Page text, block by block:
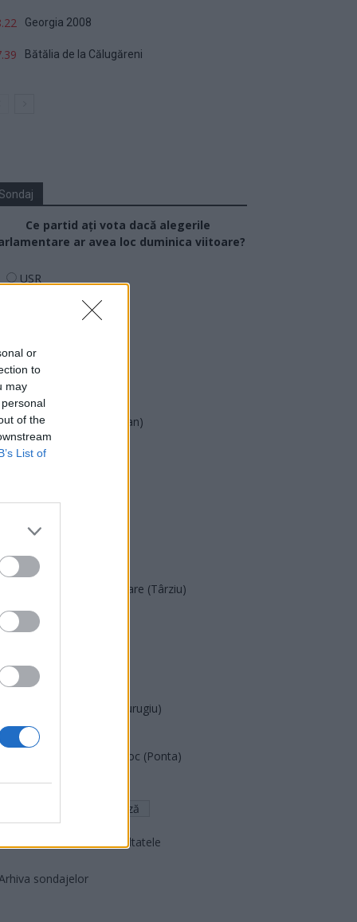
or
to
may
of the
List of
Georgia 2008
Bătălia de la Călugăreni
Ce partid ați vota dacă alegerile
ar avea loc duminica viitoare?
USR
AUR
UDMR
PMP (Tomac)
Forța Dreptei (L. Orban)
PNȚMM
POT (Gavrilă)
PACE (Peia)
Acțiunea Conservatoare (Târziu)
PDF (Lazarus)
PUSL (D. Voiculescu)
PNCR (Terheș)
Partidul Patrioților (Surugiu)
FAR (Coarnă)
România pe Primul Loc (Ponta)
Altul
Arată rezultatele
sondajelor